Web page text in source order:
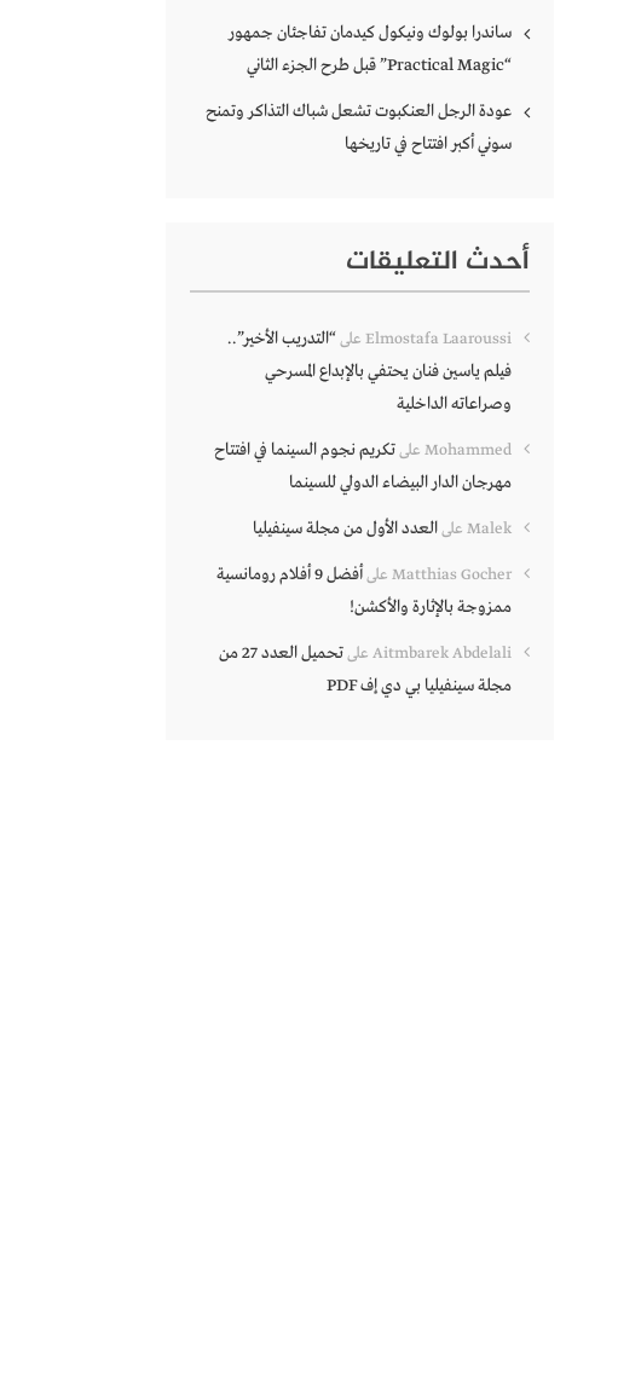
ساندرا بولوك ونيكول كيدمان تفاجئان جمهور
“Practical Magic” قبل طرح الجزء الثاني
عودة الرجل العنكبوت تشعل شباك التذاكر وتمنح
سوني أكبر افتتاح في تاريخها
أحدث التعليقات
Elmostafa Laaroussi على“التدريب الأخير”..
فيلم ياسين فنان يحتفي بالإبداع المسرحي
وصراعاته الداخلية
Mohammed علىتكريم نجوم السينما في افتتاح
مهرجان الدار البيضاء الدولي للسينما
Malek علىالعدد الأول من مجلة سينفيليا
Matthias Gocher على
أفضل 9 أفلام رومانسية
ممزوجة بالإثارة والأكشن!
Aitmbarek Abdelali على
تحميل العدد 27 من
مجلة سينفيليا بي دي إف PDF